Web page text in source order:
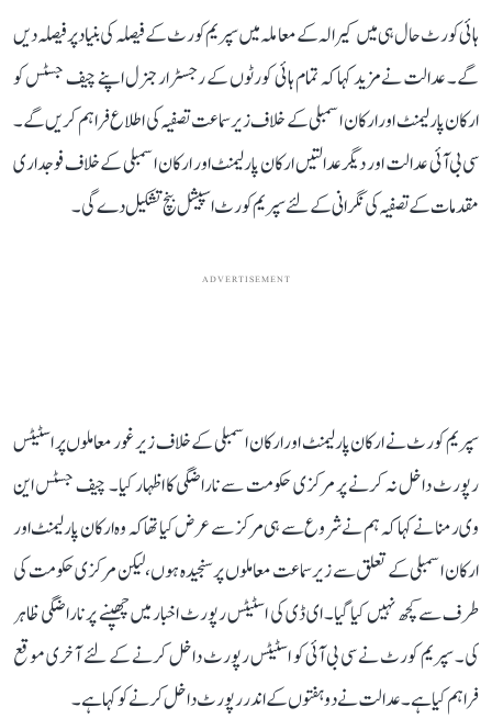
ہائی کورٹ حال ہی میں کیرالہ کے معاملہ میں سپریم کورٹ کے فیصلہ کی بنیاد پر فیصلہ دیں
گے۔ عدالت نے مزید کہا کہ تمام ہائی کورٹوں کے رجسٹرار جنرل اپنے چیف جسٹس کو
ارکان پارلیمنٹ اور ارکان اسمبلی کے خلاف زیر سماعت تصفیہ کی اطلاع فراہم کریں گے۔
سی بی آئی عدالت اور دیگر عدالتیں ارکان پارلیمنٹ اور ارکان اسمبلی کے خلاف فوجداری
مقدمات کے تصفیہ کی نگرانی کے لئے سپریم کورٹ اسپیشل بنچ تشکیل دے گی۔
ADVERTISEMENT
سپریم کورٹ نے ارکان پارلیمنٹ اور ارکان اسمبلی کے خلاف زیر غور معاملوں پر اسٹیٹس
رپورٹ داخل نہ کرنے پر مرکزی حکومت سے ناراضگی کا اظہار کیا۔ چیف جسٹس این
وی رمنا نے کہا کہ ہم نے شروع سے ہی مرکز سے عرض کیا تھا کہ وہ ارکان پارلیمنٹ اور
ارکان اسمبلی کے تعلق سے زیر سماعت معاملوں پر سنجیدہ ہوں، لیکن مرکزی حکومت کی
طرف سے کچھ نہیں کیا گیا۔ ای ڈی کی اسٹیٹس رپورٹ اخبار میں چھپنے پر ناراضگی ظاہر
کی۔ سپریم کورٹ نے سی بی آئی کو اسٹیٹس رپورٹ داخل کرنے کے لئے آخری موقع
فراہم کیا ہے۔ عدالت نے دو ہفتوں کے اندر رپورٹ داخل کرنے کو کہا ہے۔